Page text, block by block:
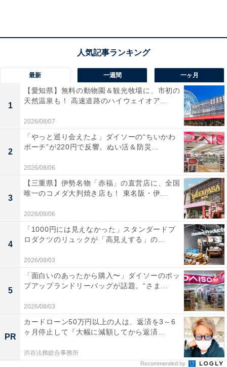
第3位：焼き鮭（177票）
第3位となったのは、こちらもご飯とぴったりな「焼き
鮭」でした。
アンケート回答者からは、「焼き魚の中でもご飯に合う
のはやはり鮭だと思います」「基本的に魚が好きで、特
に鮭は小さい頃からおにぎりの具にも好んで選ぶほど好
きなため」などのコメントがありました。
＞45位までのランキング結果はこちら
最新 一週間 一ヶ月
1
【愛知県】無料の動物園＆観光牧場に、市初の
天然温泉も！ 高速道路のハイウェイオア...
2026/08/07
2
「やっと巡り会えたよ」ダイソーの“ちいかわ
ポーチ”が220円で反響。ぬい活＆防災...
2026/08/06
3
【三重県】伊勢名物「赤福」の直営店に、全国
唯一のコメダ大判焼き店も！ 東名阪・伊...
2026/08/06
4
「1000円には見えなかった」スタンダードプ
ロダクツのリュックが「高見えする」の...
2026/08/03
5
「面白いのあったから購入〜」ダイソーのポッ
プアップランドリーバッグが話題。“さま...
2026/08/03
PR
カードローン50万円以上の人は、返済を3～6
ヶ月停止して『大幅に減額してから返済...
渋谷法務総合事務所
Recommended by